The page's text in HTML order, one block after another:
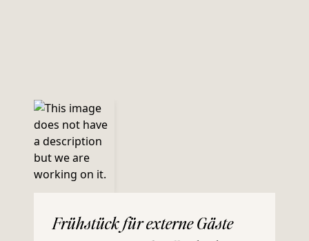
Frühstück für externe Gäste